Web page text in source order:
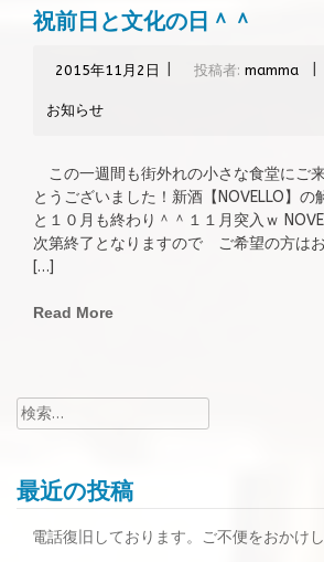
祝前日と文化の日＾＾
2015年11月2日 投稿者: mamma
お知らせ
この一週間も街外れの小さな食堂にご
とうございました！新酒【NOVELLO】の
と１０月も終わり＾＾１１月突入ｗ
次第終了となりますので ご希望の方は
[…]
Read More
検
索:
最近の投稿
電話復旧しております。ご不便をおかけ